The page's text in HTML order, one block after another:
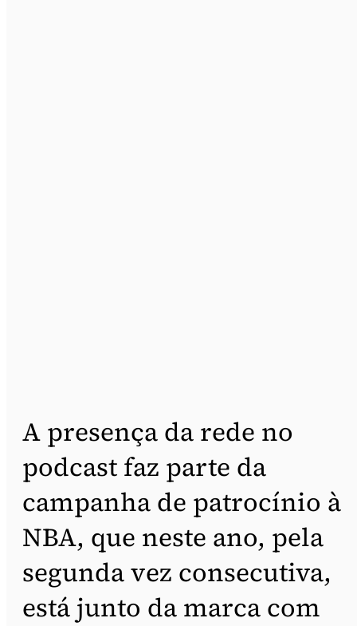
A presença da rede no
podcast faz parte da
campanha de patrocínio à
NBA, que neste ano, pela
segunda vez consecutiva,
está junto da marca com